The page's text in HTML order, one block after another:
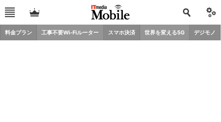
料金プラン 工事不要Wi-Fiルーター スマホ決済 世界を変える5G デジモノ